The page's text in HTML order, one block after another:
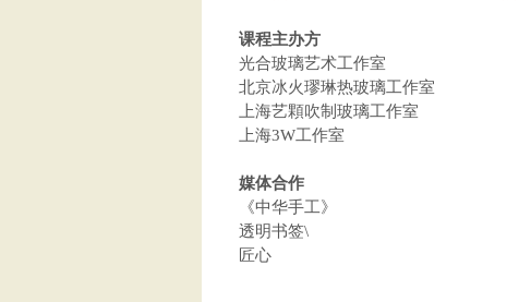
课程主办方
光合玻璃艺术工作室
北京冰火璆琳热玻璃工作室
上海艺顆吹制玻璃工作室
上海3W工作室
媒体合作
《中华手工》
透明书签\
匠心